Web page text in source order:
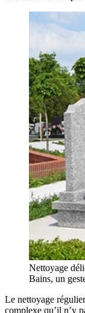
Nettoyage
Bains, un
Le nettoyage
complexe qu’il n’y